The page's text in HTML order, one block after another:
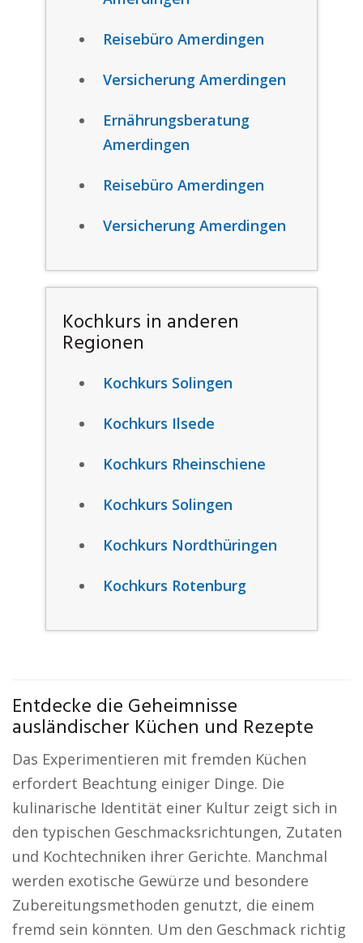
Reisebüro Amerdingen
Versicherung Amerdingen
Ernährungsberatung
Amerdingen
Reisebüro Amerdingen
Versicherung Amerdingen
Kochkurs in anderen
Regionen
Kochkurs Solingen
Kochkurs Ilsede
Kochkurs Rheinschiene
Kochkurs Solingen
Kochkurs Nordthüringen
Kochkurs Rotenburg
Entdecke die Geheimnisse
ausländischer Küchen und Rezepte
Das Experimentieren mit fremden Küchen
erfordert Beachtung einiger Dinge. Die
kulinarische Identität einer Kultur zeigt sich in
den typischen Geschmacksrichtungen, Zutaten
und Kochtechniken ihrer Gerichte. Manchmal
werden exotische Gewürze und besondere
Zubereitungsmethoden genutzt, die einem
fremd sein könnten. Um den Geschmack richtig